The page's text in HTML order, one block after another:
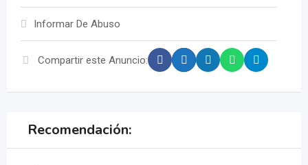
Informar De Abuso
Compartir este Anuncio:
Recomendación: